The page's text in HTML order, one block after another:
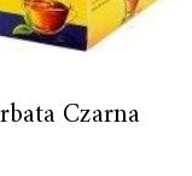
Czarna